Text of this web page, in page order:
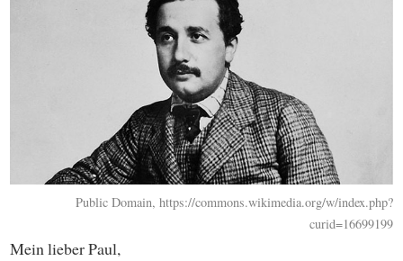
Public Domain, https://commons.wikimedia.org/w/index.php?
curid=16699199
Mein lieber Paul,